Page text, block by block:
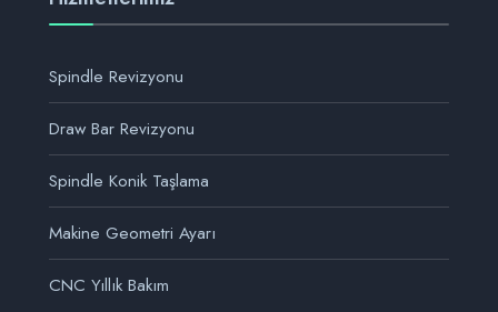
Spindle Revizyonu
Draw Bar Revizyonu
Spindle Konik Taşlama
Makine Geometri Ayarı
CNC Yıllık Bakım